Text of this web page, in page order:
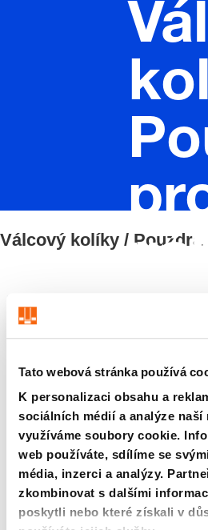
Tato webová stránka používá
K personalizaci obsahu a
sociálních médií a analýze naší
využíváme soubory cookie.
web používáte, sdílíme se
média, inzerci a analýzy.
zkombinovat s dalšími
poskytli nebo které získali v
Válcový kolíky /
Filtry/třídění
7 Zboží nalezeno